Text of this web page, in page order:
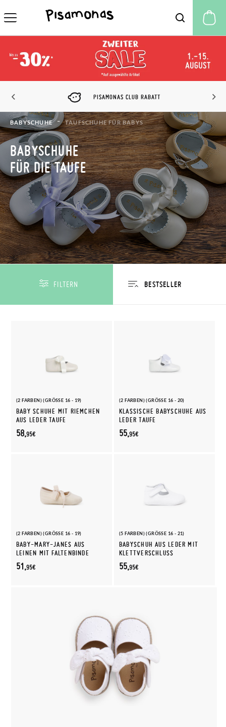
PISAMONAS CLUB RABATT
BABYSCHUHE TAUFSCHUHE FÜR BABYS
BABYSCHUHE
FÜR DIE TAUFE
FILTERN
(2 FARBEN) (GRÖSSE 16 - 19)
BABY SCHUHE MIT RIEMCHEN
AUS LEDER TAUFE
58,95€
(2 FARBEN) (GRÖSSE 16 - 20)
KLASSISCHE BABYSCHUHE AUS
LEDER TAUFE
55,95€
(2 FARBEN) (GRÖSSE 16 - 19)
BABY-MARY-JANES AUS
LEINEN MIT FALTENBINDE
51,95€
(5 FARBEN) (GRÖSSE 16 - 21)
BABYSCHUH AUS LEDER MIT
KLETTVERSCHLUSS
55,95€